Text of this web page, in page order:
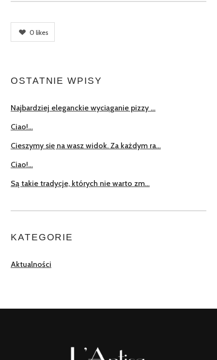
0 likes
OSTATNIE WPISY
Najbardziej eleganckie wyciąganie pizzy …
Ciao!…
Cieszymy się na wasz widok. Za każdym ra…
Ciao!…
Są takie tradycje, których nie warto zm…
KATEGORIE
Aktualności